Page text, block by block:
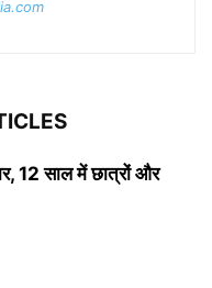
12 साल में छात्रों और